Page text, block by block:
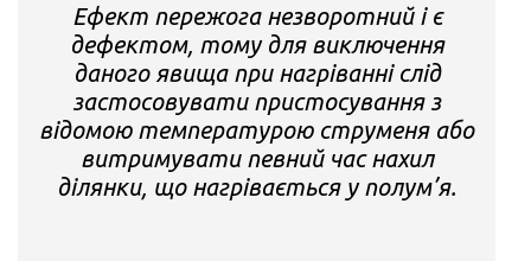
Ефект пережога незворотний і є
дефектом, тому для виключення
даного явища при нагріванні слід
застосовувати пристосування з
відомою температурою струменя або
витримувати певний час нахил
ділянки, що нагрівається у полум’я.